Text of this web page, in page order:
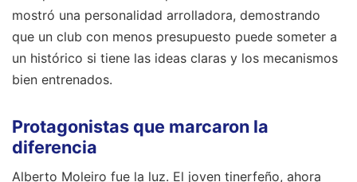
mostró una personalidad arrolladora, demostrando
que un club con menos presupuesto puede someter a
un histórico si tiene las ideas claras y los mecanismos
bien entrenados.
Protagonistas que marcaron la
diferencia
Alberto Moleiro fue la luz. El joven tinerfeño, ahora